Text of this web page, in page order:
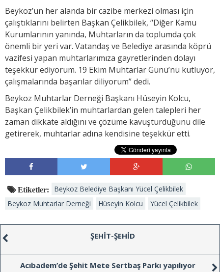
Beykoz’un her alanda bir cazibe merkezi olması için
çalıştıklarını belirten Başkan Çelikbilek, “Diğer Kamu
Kurumlarının yanında, Muhtarların da toplumda çok
önemli bir yeri var. Vatandaş ve Belediye arasında köprü
vazifesi yapan muhtarlarımıza gayretlerinden dolayı
teşekkür ediyorum. 19 Ekim Muhtarlar Günü’nü kutluyor,
çalışmalarında başarılar diliyorum” dedi.
Beykoz Muhtarlar Derneği Başkanı Hüseyin Kolcu,
Başkan Çelikbilek’in muhtarlardan gelen talepleri her
zaman dikkate aldığını ve çözüme kavuşturduğunu dile
getirerek, muhtarlar adına kendisine teşekkür etti.
Etiketler:
Beykoz Belediye Başkanı Yücel Çelikbilek
Beykoz Muhtarlar Derneği
Hüseyin Kolcu Yücel Çelikbilek
ŞEHİT-ŞEHİD
Acıbadem’de Şehit Mete Sertbaş Parkı yapılıyor